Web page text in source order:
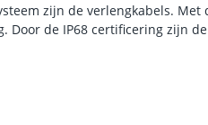
zijn de verlengkabels. Met
Door de IP68 certificering zijn